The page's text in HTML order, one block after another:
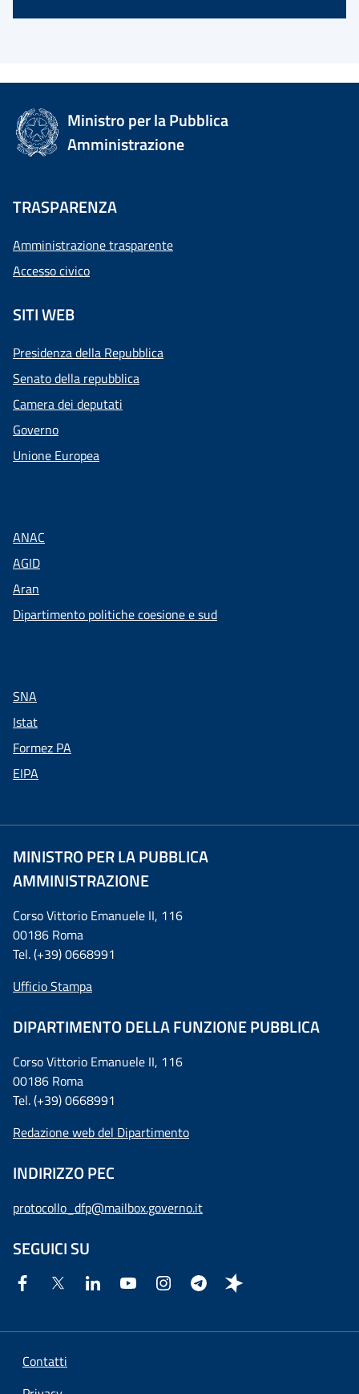
Ministro per la Pubblica
Amministrazione
TRASPARENZA
Amministrazione trasparente
Accesso civico
SITI WEB
Presidenza della Repubblica
Senato della repubblica
Camera dei deputati
Governo
Unione Europea
ANAC
AGID
Aran
Dipartimento politiche coesione e sud
SNA
Istat
Formez PA
EIPA
MINISTRO PER LA PUBBLICA
AMMINISTRAZIONE
Corso Vittorio Emanuele II, 116
00186 Roma
Tel. (+39) 0668991
Ufficio Stampa
DIPARTIMENTO DELLA FUNZIONE PUBBLICA
Corso Vittorio Emanuele II, 116
00186 Roma
Tel. (+39) 0668991
Redazione web del Dipartimento
INDIRIZZO PEC
protocollo_dfp@mailbox.governo.it
SEGUICI SU
Contatti